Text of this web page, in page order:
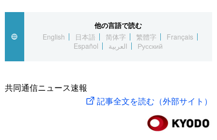
العربية
社会
旅と暮らし
社会
文化
科学・技術
暮らし
お知らせ
他の言語で読む
English
日本語 简体字 繁體字
Français
Español
العربية Русский
共同通信ニュース速報
記事全文を読む（外部サイト）